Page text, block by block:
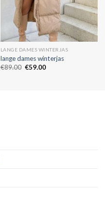
LANGE DAMES WINTERJAS
lange dames winterjas
€89.00 €59.00